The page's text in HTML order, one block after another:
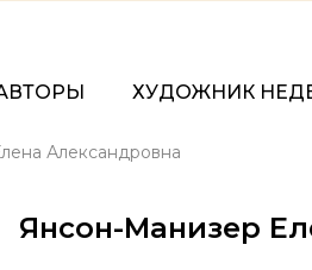
ХУДОЖНИК
Александровна
Янсон-Манизер